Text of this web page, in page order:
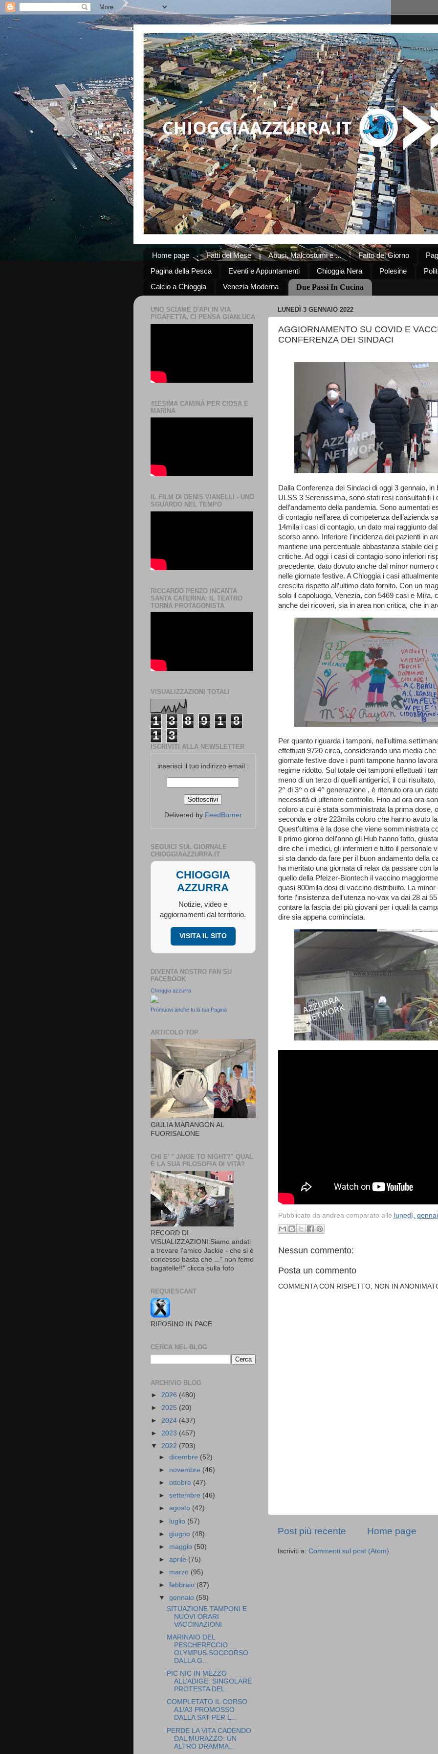
Home page Fatti del Mese Abusi, Malcostumi e ... Fatto del Giorno
Pagina della Pesca
Eventi e Appuntamenti Chioggia Nera Polesine
Calcio a Chioggia
Venezia Moderna Due Passi In Cucina
LUNEDÌ 3 GENNAIO 2022
AGGIORNAMENTO SU COVID E
CONFERENZA DEI SINDACI
Dalla Conferenza dei Sindaci di oggi 3 gennaio, in
ULSS 3 Serenissima, sono stati resi consultabili i
dell’andamento della pandemia. Sono aumentati
di contagio nell’area di competenza dell’azienda
14mila i casi di contagio, un dato mai raggiunto
scorso anno. Inferiore l'incidenza dei pazienti in
mantiene una percentuale abbastanza stabile dei
critiche. Ad oggi i casi di contagio sono inferiori
precedente, dato dovuto anche dal minor numero
nelle giornate festive. A Chioggia i casi
crescita rispetto all’ultimo dato fornito. Con un
solo il capoluogo, Venezia, con 5469 casi e Mira,
anche dei ricoveri, sia in area non critica, che in
Per quanto riguarda i tamponi, nell’ultima
effettuati 9720 circa, considerando una media
giornate festive dove i punti tampone hanno
regime ridotto. Sul totale dei tamponi effettuati i
meno di un terzo di quelli antigenici, il cui
2^ di 3^ o di 4^ generazione , è ritenuto ora un
necessità di ulteriore controllo. Fino ad ora ora
coloro a cui è stata somministrata la prima dose,
seconda e oltre 223mila coloro che hanno avuto
Quest’ultima è la dose che viene somministrata
Il primo giorno dell’anno gli Hub hanno fatto,
dire che i medici, gli infermieri e tutto il personale
si sta dando da fare per il buon andamento della
ha meritato una giornata di relax da passare con
quello della Pfeizer-Biontech il vaccino
quasi 800mila dosi di vaccino distribuito. La
forte l’insistenza dell’utenza no-vax va dai 28 ai
contare la fascia dei più giovani per i quali la
dire sia appena cominciata.
Pubblicato da andrea comparato alle lunedì,
Nessun commento:
Posta un commento
COMMENTA CON RISPETTO, NON IN
Post più recente Home page
Iscriviti a: Commenti sul post (Atom)
UNO SCIAME D'API IN VIA
PIGAFETTA, CI PENSA GIANLUCA
41ESIMA CAMINÀ PER CIOSA E
MARINA
IL FILM DI DENIS VIANELLI - UNO
SGUARDO NEL TEMPO
RICCARDO PENZO INCANTA
SANTA CATERINA: IL TEATRO
TORNA PROTAGONISTA
VISUALIZZAZIONI TOTALI
1 3 8 9 1
8
1
3
ISCRIVITI ALLA NEWSLETTER
inserisci il tuo indirizzo email :
Delivered by FeedBurner
SEGUICI SUL GIORNALE
CHIOGGIAAZZURRA.IT
CHIOGGIA
AZZURRA
Notizie, video e
aggiornamenti dal territorio.
VISITA IL SITO
DIVENTA NOSTRO FAN SU
FACEBOOK
Chioggia azzurra
Promuovi anche tu la tua Pagina
ARTICOLO TOP
GIULIA MARANGON AL
FUORISALONE
CHI E' " JAKIE TO NIGHT?" QUAL
È LA SUA FILOSOFIA DI VITA?
RECORD DI
VISUALIZZAZIONI:Siamo andati
a trovare l'amico Jackie - che si è
concesso basta che ..." non femo
bagatelle!!" clicca sulla foto
REQUIESCANT
RIPOSINO IN PACE
CERCA NEL BLOG
ARCHIVIO BLOG
► 2026 (480)
► 2025 (20)
► 2024 (437)
► 2023 (457)
▼ 2022 (703)
► dicembre (52)
► novembre (46)
► ottobre (47)
► settembre (46)
► agosto (42)
► luglio (57)
► giugno (48)
► maggio (50)
► aprile (75)
► marzo (95)
► febbraio (87)
▼ gennaio (58)
SITUAZIONE TAMPONI E
NUOVI ORARI
VACCINAZIONI
MARINAIO DEL
PESCHERECCIO
OLYMPUS SOCCORSO
DALLA G...
PIC NIC IN MEZZO
ALL’ADIGE: SINGOLARE
PROTESTA DEL...
COMPLETATO IL CORSO
A1/A3 PROMOSSO
DALLA SAT PER L...
PERDE LA VITA CADENDO
DAL MURAZZO: UN
ALTRO DRAMMA...